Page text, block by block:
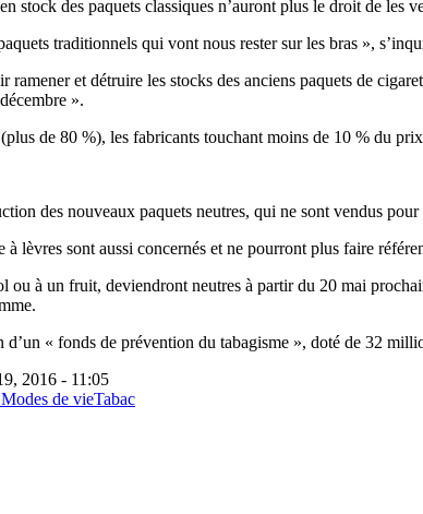
stock des paquets classiques n’auront plus le droit de les
traditionnels qui vont nous rester sur les bras »,
et détruire les stocks des anciens paquets de
».
de 80 %), les fabricants touchant moins de 10 % du
des nouveaux paquets neutres, qui ne sont vendus
lèvres sont aussi concernés et ne pourront plus faire
ou à un fruit, deviendront neutres à partir du 20 mai
« fonds de prévention du tabagisme », doté de 32
2016 - 11:05
de vieTabac